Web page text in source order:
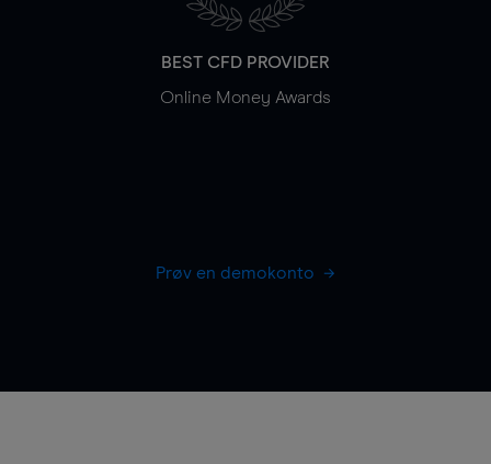
BEST CFD PROVIDER
Online Money Awards
Prøv en demokonto